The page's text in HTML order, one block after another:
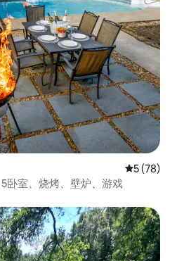
平均评分
5 (78)
卧室、烧烤、壁炉、游戏